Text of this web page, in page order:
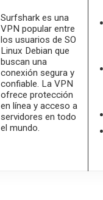
Surfshark es una
VPN popular entre
los usuarios de SO
Linux Debian que
buscan una
conexión segura y
confiable. La VPN
ofrece protección
en línea y acceso a
servidores en todo
el mundo.